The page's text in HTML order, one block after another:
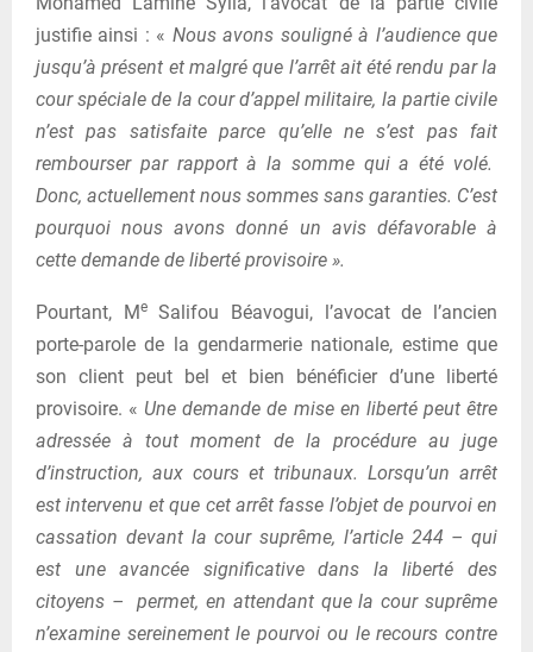
justifie ainsi : « Nous avons souligné à l’audience que
jusqu’à présent et malgré que l’arrêt ait été rendu par la
cour spéciale de la cour d’appel militaire, la partie civile
n’est pas satisfaite parce qu’elle ne s’est pas fait
rembourser par rapport à la somme qui a été volé.
Donc, actuellement nous sommes sans garanties. C’est
pourquoi nous avons donné un avis défavorable à
cette demande de liberté provisoire ».
Pourtant, MeSalifou Béavogui, l’avocat de l’ancien
porte-parole de la gendarmerie nationale, estime que
son client peut bel et bien bénéficier d’une liberté
provisoire. « Une demande de mise en liberté peut être
adressée à tout moment de la procédure au juge
d’instruction, aux cours et tribunaux. Lorsqu’un arrêt
est intervenu et que cet arrêt fasse l’objet de pourvoi en
cassation devant la cour suprême, l’article 244 – qui
est une avancée significative dans la liberté des
citoyens – permet, en attendant que la cour suprême
n’examine sereinement le pourvoi ou le recours contre